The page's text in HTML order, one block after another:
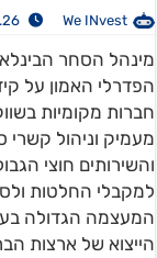
We INvest
הפדרלי האמון על
חברות מקומיות
מעמיק וניהול
והשירותים חוצי
למקבלי החלטות